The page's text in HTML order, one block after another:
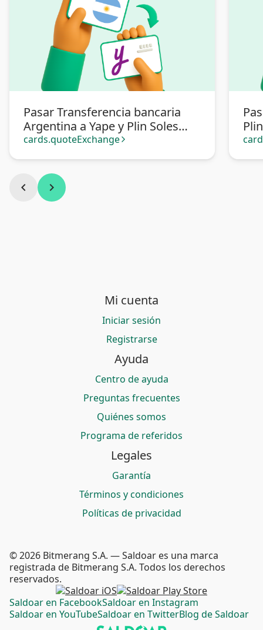
Pasar Transferencia bancaria
Argentina a Yape y Plin Soles
Perú
cards.quoteExchange arrow_forward_ios
chevron_left chevron_right
Mi cuenta
Iniciar sesión
Registrarse
Ayuda
Centro de ayuda
Preguntas frecuentes
Quiénes somos
Programa de referidos
Legales
Garantía
Términos y condiciones
Políticas de privacidad
Saldoar en FacebookSaldoar en Instagram
Saldoar en YouTubeSaldoar en TwitterBlog de Saldoar
© 2026 Bitmerang S.A. — Saldoar es una marca
registrada de Bitmerang S.A. Todos los derechos
reservados.